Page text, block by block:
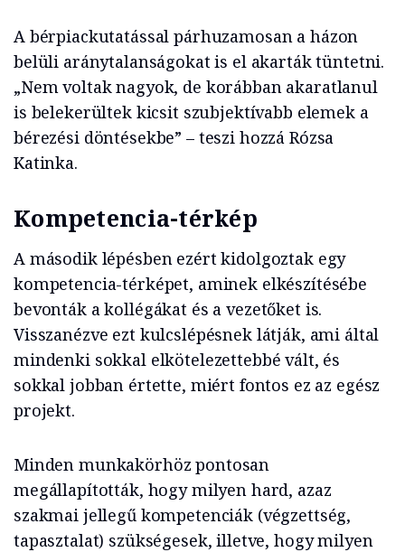
A bérpiackutatással párhuzamosan a házon
belüli aránytalanságokat is el akarták tüntetni.
„Nem voltak nagyok, de korábban akaratlanul
is belekerültek kicsit szubjektívabb elemek a
bérezési döntésekbe” – teszi hozzá Rózsa
Katinka.
Kompetencia-térkép
A második lépésben ezért kidolgoztak egy
kompetencia-térképet, aminek elkészítésébe
bevonták a kollégákat és a vezetőket is.
Visszanézve ezt kulcslépésnek látják, ami által
mindenki sokkal elkötelezettebbé vált, és
sokkal jobban értette, miért fontos ez az egész
projekt.
Minden munkakörhöz pontosan
megállapították, hogy milyen hard, azaz
szakmai jellegű kompetenciák (végzettség,
tapasztalat) szükségesek, illetve, hogy milyen